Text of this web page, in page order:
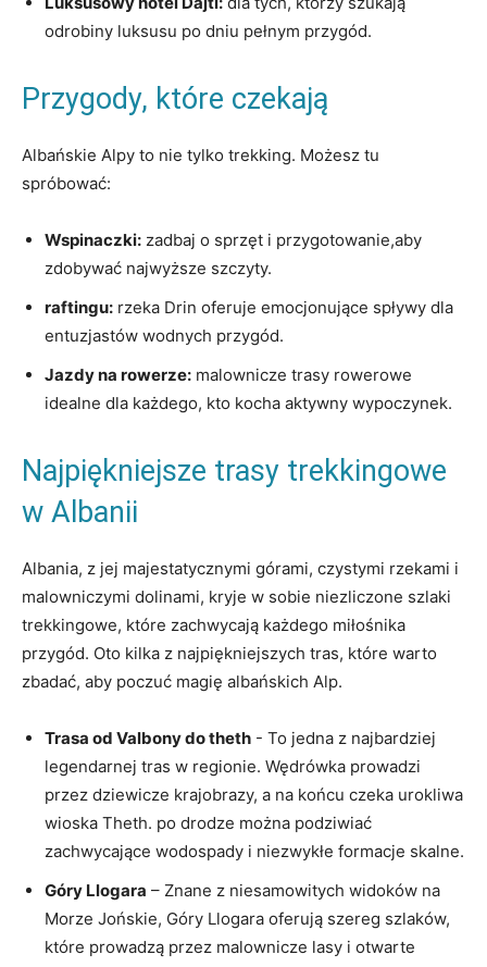
odrobiny luksusu ​po ⁢dniu pełnym przygód.
Przygody, ⁤które czekają
Albańskie Alpy to nie tylko⁤ trekking. Możesz ‍tu
spróbować:
Wspinaczki: zadbaj o sprzęt i przygotowanie,aby
zdobywać najwyższe szczyty.
raftingu: rzeka Drin⁢ oferuje emocjonujące spływy dla
entuzjastów wodnych⁤ przygód.
Jazdy na rowerze: malownicze trasy rowerowe
⁤idealne​ dla każdego, kto kocha aktywny wypoczynek.
Najpiękniejsze trasy ‍trekkingowe‍
w Albanii
Albania, z ​jej‍ majestatycznymi ‌górami, czystymi rzekami i⁣
malowniczymi ​dolinami, ⁤kryje w sobie niezliczone‌ szlaki⁣
trekkingowe, które zachwycają każdego miłośnika
przygód. Oto kilka z⁤ najpiękniejszych tras, które⁢ warto‍
zbadać, aby poczuć magię albańskich⁢ Alp.
Trasa od⁣ Valbony do ‍theth ‍-‌ To‍ jedna z najbardziej
legendarnej tras w⁣ regionie. Wędrówka⁤ prowadzi
przez⁢ dziewicze ​krajobrazy, a na końcu czeka⁤ urokliwa
wioska ​Theth. po⁤ drodze ⁤można⁢ podziwiać
zachwycające wodospady i niezwykłe⁢ formacje skalne.
Góry Llogara – Znane‍ z niesamowitych widoków na
Morze ‌Jońskie, Góry​ Llogara ⁢oferują ⁢szereg ​szlaków,⁢
które prowadzą przez malownicze lasy i otwarte